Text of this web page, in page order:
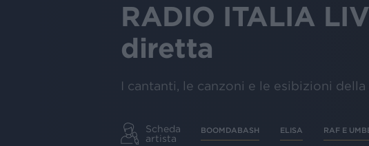
RADIO ITALIA
diretta
I cantanti, le canzoni e le esibizioni della
Scheda
artista
BOOMDABASH ELISA RAF E